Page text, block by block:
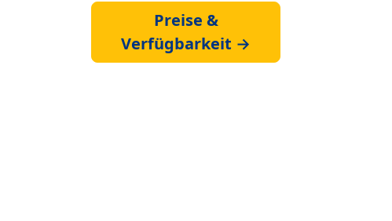
Preise &
Verfügbarkeit →